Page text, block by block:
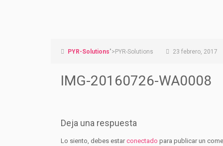
PYR-Solutions">PYR-Solutions 23 febrero, 2017
IMG-20160726-WA0008
Deja una respuesta
Lo siento, debes estarconectado para publicar un